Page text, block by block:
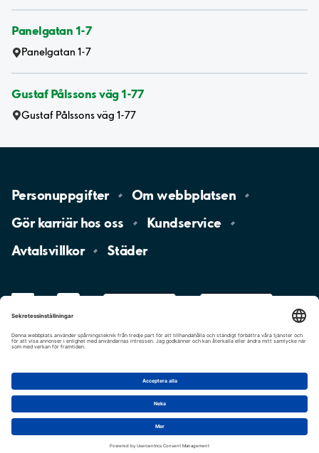
Panelgatan 1-7
Panelgatan 1-7
Gustaf Pålssons väg 1-77
Gustaf Pålssons väg 1-77
Personuppgifter Omwebbplatsen
Gör karriär hososs
Kundservice
Avtalsvillkor
Städer
Cookie-inställningar